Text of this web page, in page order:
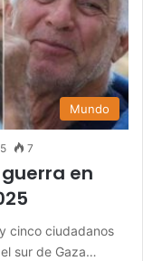
Mundo
7
en
cinco ciudadanos
sur de Gaza…